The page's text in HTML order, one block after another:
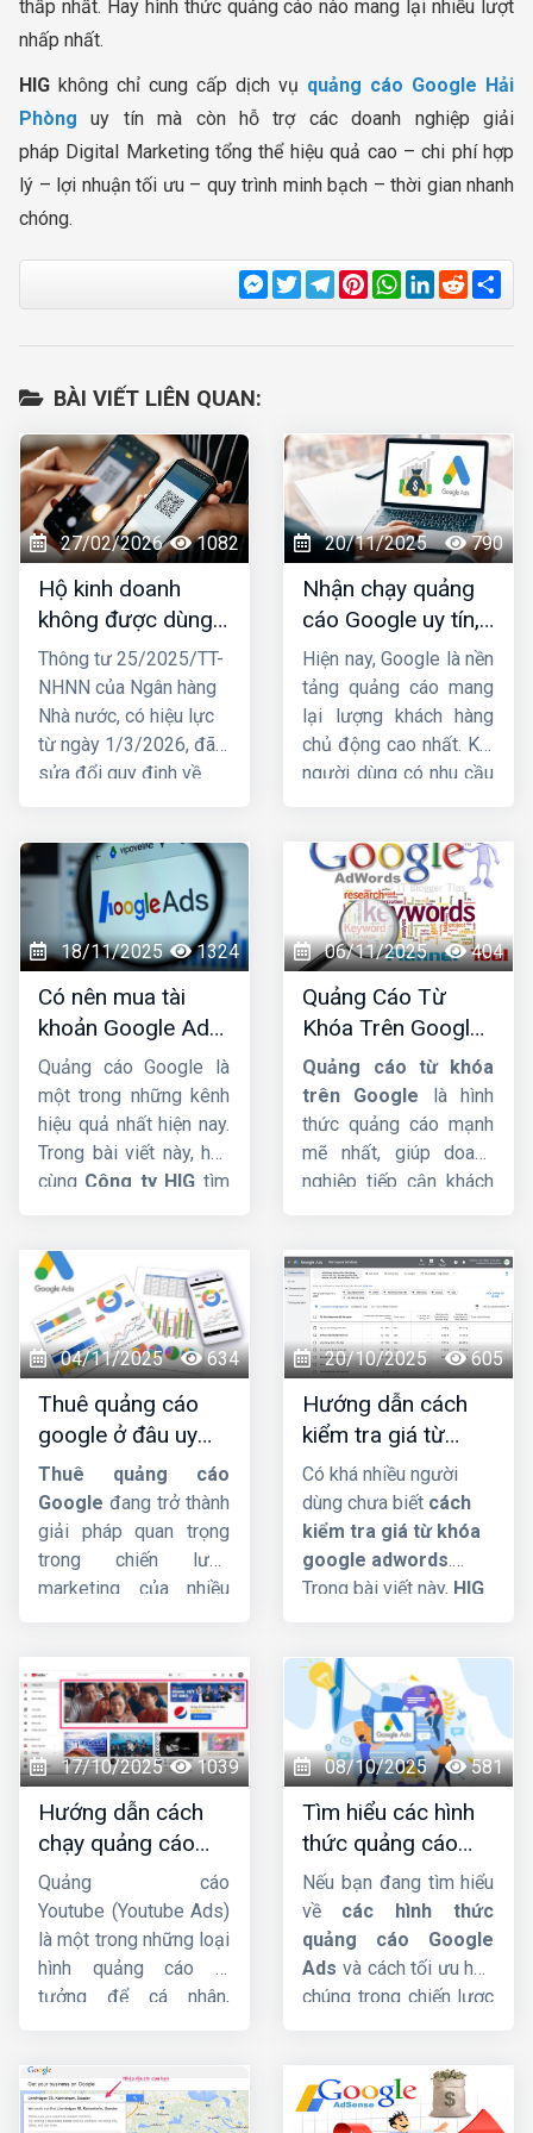
thấp nhất. Hay hình thức quảng cáo nào mang lại nhiều lượt
nhấp nhất.
HIG không chỉ cung cấp dịch vụ quảng cáo Google Hải
Phòng uy tín mà còn hỗ trợ các doanh nghiệp giải
pháp Digital Marketing tổng thể hiệu quả cao – chi phí hợp
lý – lợi nhuận tối ưu – quy trình minh bạch – thời gian nhanh
chóng.
Messenger
TwitterTelegram
Pinterest
WhatsApp
LinkedIn
Reddit
BÀI VIẾT LIÊN QUAN:
27/02/2026 1082
Hộ kinh doanh
không được dùng
tài khoản ngân
hàng cá nhân để
nhận tiền từ
01/03/2026
Thông tư 25/2025/TT-
NHNN của Ngân hàng
Nhà nước, có hiệu lực
từ ngày 1/3/2026, đã
sửa đổi quy định về
đó liên quan trực tiếp
đến hộ kinh doanh.
Trước những thay đổi
này, nhiều hộ đặt câu
hỏi liệu tài khoản ngân
hàng có bắt buộc phải
đứng tên đúng hộ kinh
doanh hay không và
nhóm hộ kinh doanh
nào phải mở tài khoản
riêng để phục vụ hoạt
động sản xuất, kinh
20/11/2025 790
Nhận chạy quảng
cáo Google uy tín,
chuyên nghiệp,
hiệu quả TOP 1
Hiện nay, Google là nền
tảng quảng cáo mang
lại lượng khách hàng
chủ động cao nhất. Khi
người dùng có nhu cầu
tìm thông tin. Đây chính
là lý do ngày càng
nhiều doanh nghiệp tìm
đến dịch vụnhận chạy
quảng cáo Googleđể
tăng doanh thu, tiếp
cận khách hàng nhanh
và vượt qua đối thủ.
18/11/2025 1324
Có nên mua tài
khoản Google Ads
hay không ?
Quảng cáo Google là
một trong những kênh
hiệu quả nhất hiện nay.
Trong bài viết này, hãy
cùng Công ty HIG tìm
Google Ads
hay
không nhá. Mời các
bạn cùng theo dõi.
06/11/2025 404
Quảng Cáo Từ
Khóa Trên Google:
Cơ Chế Đấu Giá và
Bí Quyết Tối Ưu
Quảng cáo từ khóa
trên Google là hình
thức quảng cáo mạnh
mẽ nhất, giúp doanh
nghiệp tiếp cận khách
cầu rõ ràng nhất. Bài
viết nàyHIGsẽ đi sâu
vào định nghĩa, cơ chế
đấu giá phức tạp của
Google, các loại đối
sánh từ khóa và những
mẹo quan trọng để bạn
tối ưu ngân sách hiệu
quả.
04/11/2025 634
Thuê quảng cáo
google ở đâu uy
tín, hiệu quả, giá tốt
?
Thuê quảng cáo
Google đang trở thành
giải pháp quan trọng
trong chiến lược
marketing của nhiều
chính xác tệp khách
hàng mục tiêu. Trong
bài viết này,Công ty
HIGsẽ phân tích chi
tiết hơn về dịch vụ này
nhá.
20/10/2025 605
Hướng dẫn cách
kiểm tra giá từ
khóa google
adwords dễ đàng
Có khá nhiều người
dùng chưa biết cách
kiểm tra giá từ khóa
google adwords.
Trong bài viết này, HIG
các bạn cùng theo dõi
nhá !
17/10/2025 1039
Hướng dẫn cách
chạy quảng cáo
Youtube Ads hiệu
quả từ chuyên gia
Quảng cáo
Youtube (Youtube Ads)
là một trong những loại
hình quảng cáo lý
tưởng để cá nhân,
phát triển thương hiệu,
quảng bá sản phẩm,
08/10/2025 581
Tìm hiểu các hình
thức quảng cáo
google ads hiện
nay
Nếu bạn đang tìm hiểu
về các hình thức
quảng cáo Google
Ads và cách tối ưu hóa
chúng trong chiến lược
sẽ giúp bạn có cái nhìn
tổng quan và chi tiết